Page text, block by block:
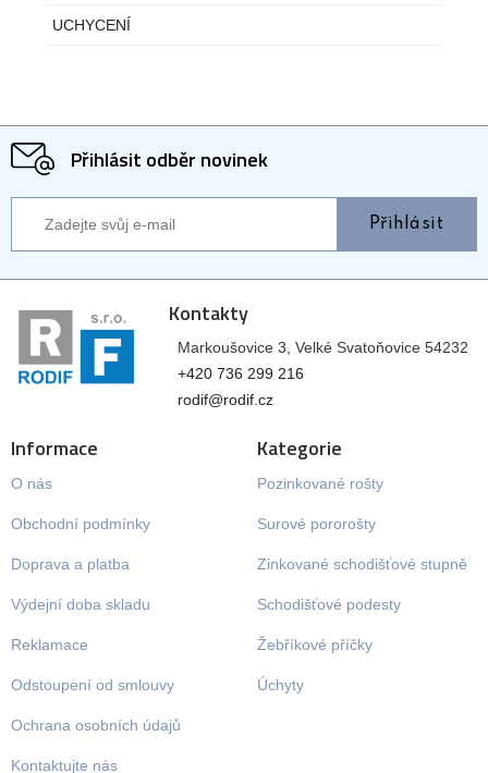
UCHYCENÍ
Přihlásit odběr novinek
Přihlásit
Kontakty
Markoušovice 3, Velké Svatoňovice 54232
+420 736 299 216
rodif@rodif.cz
Informace
O nás
Obchodní podmínky
Doprava a platba
Výdejní doba skladu
Reklamace
Odstoupení od smlouvy
Ochrana osobních údajů
Kontaktujte nás
Kategorie
Pozinkované rošty
Surové pororošty
Zinkované schodišťové stupně
Schodišťové podesty
Žebříkové příčky
Úchyty